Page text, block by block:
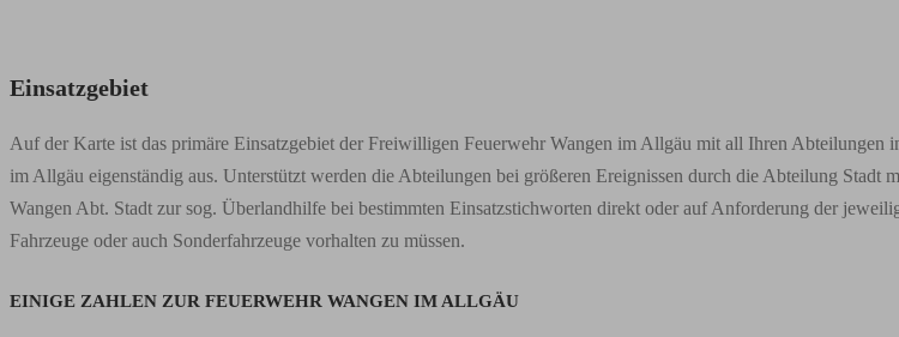
Einsatzgebiet
Auf der Karte ist das primäre Einsatzgebiet der Freiwilligen Feuerwehr Wangen im Allgäu mit all Ihren
im Allgäu eigenständig aus. Unterstützt werden die Abteilungen bei größeren Ereignissen durch die Abteilung
Wangen Abt. Stadt zur sog. Überlandhilfe bei bestimmten Einsatzstichworten direkt oder auf Anforderung der
Fahrzeuge oder auch Sonderfahrzeuge vorhalten zu müssen.
EINIGE ZAHLEN ZUR FEUERWEHR WANGEN IM ALLGÄU